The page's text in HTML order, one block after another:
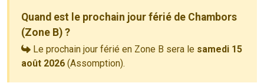
Quand est le prochain jour férié de Chambors
(Zone B) ?
Le prochain jour férié en Zone B sera le samedi 15
août 2026 (Assomption).